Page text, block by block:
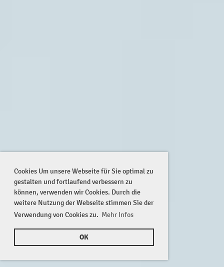
Cookies Um unsere Webseite für Sie optimal zu
gestalten und fortlaufend verbessern zu
können, verwenden wir Cookies. Durch die
weitere Nutzung der Webseite stimmen Sie der
Verwendung von Cookies zu. Mehr Infos
OK